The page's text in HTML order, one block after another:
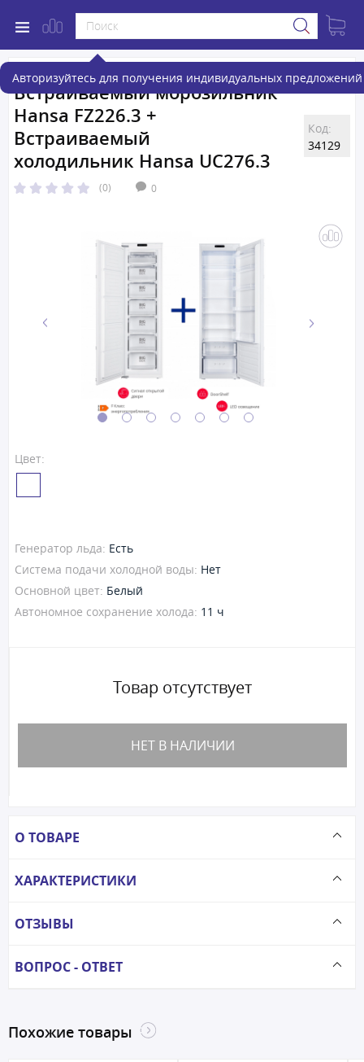
Авторизуйтесь для получения индивидуальных предложений
Встраиваемый морозильник
Hansa FZ226.3 +
Встраиваемый
холодильник Hansa UC276.3
(0) 0
Код:
34129
Цвет:
Генератор льда: Есть
Система подачи холодной воды: Нет
Основной цвет: Белый
Автономное сохранение холода: 11 ч
Товар отсутствует
НЕТ В НАЛИЧИИ
О ТОВАРЕ
ХАРАКТЕРИСТИКИ
ОТЗЫВЫ
ВОПРОС - ОТВЕТ
Похожие товары